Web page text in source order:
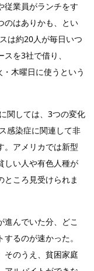
従業員がランチをす
のはありかも、とい
は約20人が毎日いつ
を3社で借り、
木曜日に使うという
関しては、3つの変化
感染症に関連して非
。アメリカでは新型
しい人や有色人種が
ところ見受けられま
進んでいた分、どこ
るのが速かった。
そのうえ、貧困家庭